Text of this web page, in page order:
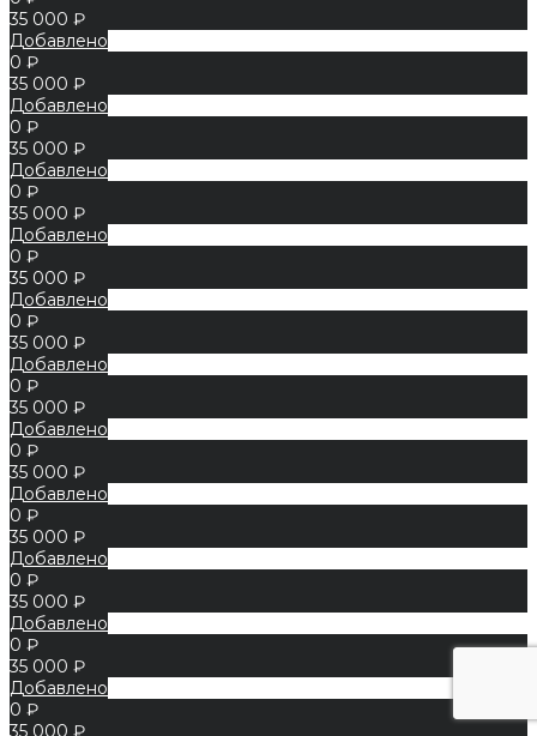
35 000 ₽
Добавлено
0 ₽
35 000 ₽
Добавлено
0 ₽
35 000 ₽
Добавлено
0 ₽
35 000 ₽
Добавлено
0 ₽
35 000 ₽
Добавлено
0 ₽
35 000 ₽
Добавлено
0 ₽
35 000 ₽
Добавлено
0 ₽
35 000 ₽
Добавлено
0 ₽
35 000 ₽
Добавлено
0 ₽
35 000 ₽
Добавлено
0 ₽
35 000 ₽
Добавлено
0 ₽
35 000 ₽